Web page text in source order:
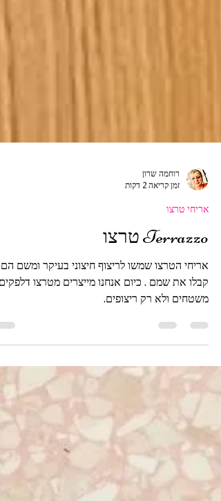
זמן קריאה 2 דקות
אריחי טרצו
Terrazzo טרצו
אריחי הטרצו שמשו לריצוף חיצוני בעיקר ומשם הם
משטחים ולא רק ריצופים.